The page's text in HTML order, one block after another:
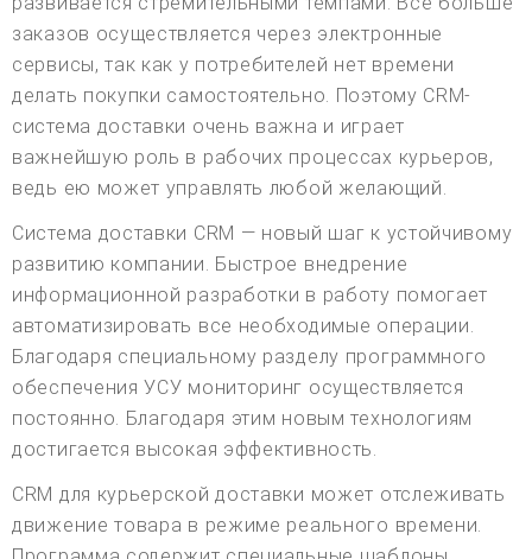
заказов осуществляется через электронные
сервисы, так как у потребителей нет времени
делать покупки самостоятельно. Поэтому CRM-
система доставки очень важна и играет
важнейшую роль в рабочих процессах курьеров,
ведь ею может управлять любой желающий.
Система доставки CRM — новый шаг к устойчивому
развитию компании. Быстрое внедрение
информационной разработки в работу помогает
автоматизировать все необходимые операции.
Благодаря специальному разделу программного
обеспечения УСУ мониторинг осуществляется
постоянно. Благодаря этим новым технологиям
достигается высокая эффективность.
CRM для курьерской доставки может отслеживать
движение товара в режиме реального времени.